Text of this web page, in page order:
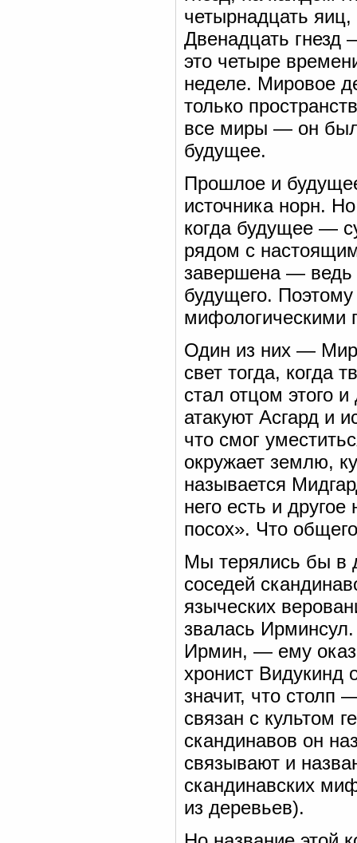
четырнадцать
Двенадцать
это четыре
неделе. Мировое
только
все миры — он был
будущее.
Прошлое и
источника норн.
когда будущее —
рядом с
завершена — ведь
будущего.
мифологическими
Один из них —
свет тогда, когда
стал отцом этого
атакуют Асгард и
что смог
окружает землю,
называется
него есть и
посох». Что
Мы терялись бы в
соседей
языческих
звалась
Ирмин, — ему
хронист Видукинд
значит, что
связан с культом
скандинавов он
связывают и
скандинавских
из деревьев).